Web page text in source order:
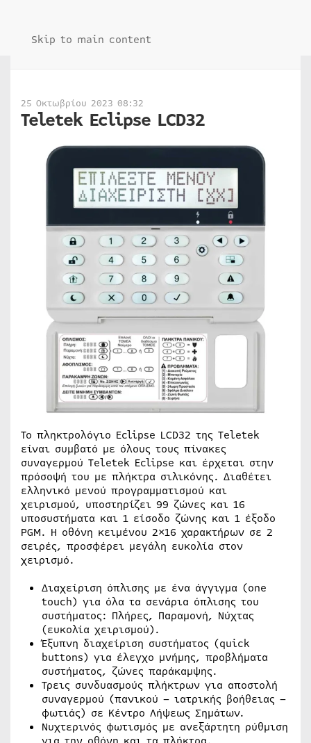
Skip to main content
25 Οκτωβρίου 2023 08:32
Teletek Eclipse LCD32
Το πληκτρολόγιο Eclipse LCD32 της Teletek
είναι συμβατό με όλους τους πίνακες
συναγερμού Teletek Eclipse και έρχεται στην
πρόσοψή του με πλήκτρα σιλικόνης. Διαθέτει
ελληνικό μενού προγραμματισμού και
χειρισμού, υποστηρίζει 99 ζώνες και 16
υποσυστήματα και 1 είσοδο ζώνης και 1 έξοδο
PGM. Η οθόνη κειμένου 2×16 χαρακτήρων σε 2
σειρές, προσφέρει μεγάλη ευκολία στον
χειρισμό.
Διαχείριση όπλισης με ένα άγγιγμα (one
touch) για όλα τα σενάρια όπλισης του
συστήματος: Πλήρες, Παραμονή, Νύχτας
(ευκολία χειρισμού).
Έξυπνη διαχείριση συστήματος (quick
buttons) για έλεγχο μνήμης, προβλήματα
συστήματος, ζώνες παράκαμψης.
Τρεις συνδυασμούς πλήκτρων για αποστολή
συναγερμού (πανικού – ιατρικής βοήθειας –
φωτιάς) σε Κέντρο Λήψεως Σημάτων.
Νυχτερινός φωτισμός με ανεξάρτητη ρύθμιση